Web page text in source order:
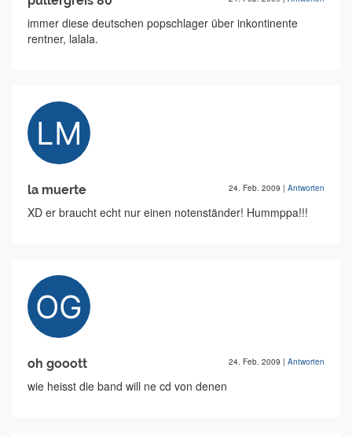
immer diese deutschen popschlager über inkontinente
rentner, lalala.
la muerte 24. Feb. 2009 | Antworten
XD er braucht echt nur einen notenständer! Hummppa!!!
oh gooott 24. Feb. 2009 | Antworten
wie heisst die band will ne cd von denen